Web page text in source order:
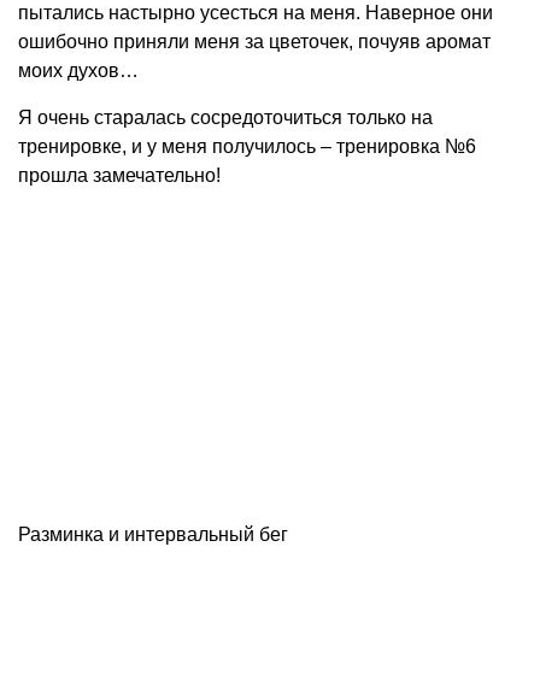
пытались настырно усесться на меня. Наверное они
ошибочно приняли меня за цветочек, почуяв аромат
моих духов…
Я очень старалась сосредоточиться только на
тренировке, и у меня получилось – тренировка №6
прошла замечательно!
Разминка и интервальный бег